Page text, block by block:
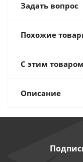
Задать вопрос
Похожие
С этим
Описание